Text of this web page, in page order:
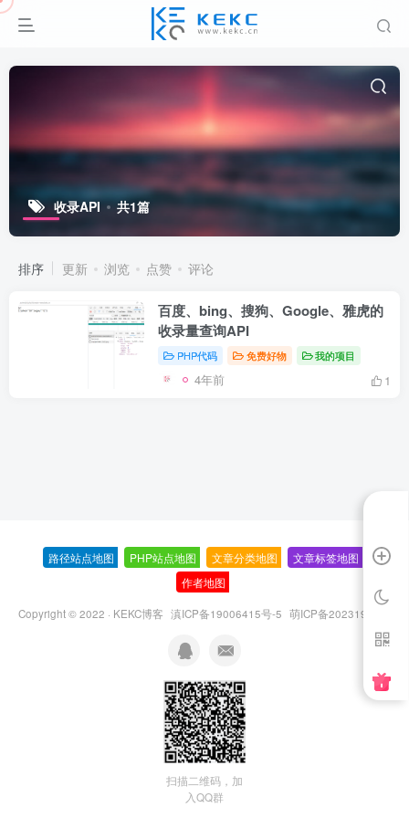
收录API 共1篇
排序 更新 浏览 点赞 评论
百度、bing、搜狗、Google、雅虎的
收录量查询API
PHP代码 免费好物 我的项目
4年前 1
路径站点地图 PHP站点地图 文章分类地图 文章标签地图
作者地图
Copyright © 2022 · KEKC博客 滇ICP备19006415号-5 萌ICP备20231995号
扫描二维码，加
入QQ群